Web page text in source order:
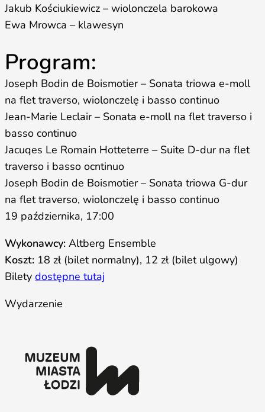
Jakub Kościukiewicz – wiolonczela barokowa
Ewa Mrowca – klawesyn
Program:
Joseph Bodin de Boismotier – Sonata triowa e-moll
na flet traverso, wiolonczelę i basso continuo
Jean-Marie Leclair – Sonata e-moll na flet traverso i
basso continuo
Jacuqes Le Romain Hotteterre – Suite D-dur na flet
traverso i basso ocntinuo
Joseph Bodin de Boismotier – Sonata triowa G-dur
na flet traverso, wiolonczelę i basso continuo
19 października, 17:00
Wykonawcy: Altberg Ensemble
Koszt: 18 zł (bilet normalny), 12 zł (bilet ulgowy)
Bilety dostępne tutaj
Wydarzenie